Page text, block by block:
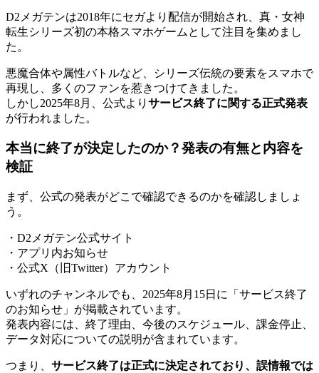
D2メガテンは2018年にセガより配信が開始され、真・女神
転生シリーズ初の本格スマホゲームとして注目を集めまし
た。
悪魔合体や属性バトルなど、シリーズ伝統の要素をスマホで
再現し、多くのファンを惹きつけてきました。
しかし2025年8月、公式より サービス終了に関する正式発表
が行われました。
本当に終了が決定したのか？発表の有無と内容を
検証
まず、公式の発表がどこで確認できるのかを確認しましょ
う。
・D2メガテン公式サイト
・アプリ内お知らせ
・公式X（旧Twitter）アカウント
いずれのチャンネルでも、2025年8月15日に「サービス終了
のお知らせ」が掲載されています。
発表内容には、終了理由、今後のスケジュール、課金停止、
データ対応についての説明が含まれています。
つまり、 サービス終了は正式に決定されており、誤情報では